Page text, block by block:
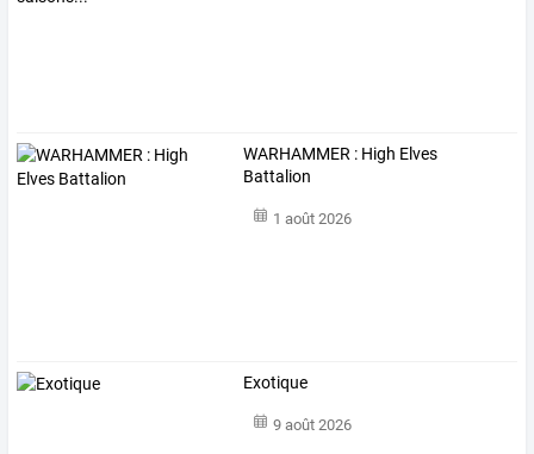
WARHAMMER : High Elves
Battalion
1 août 2026
Exotique
9 août 2026